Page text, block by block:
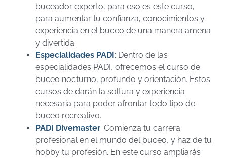
buceador experto, para eso es este curso,
para aumentar tu confianza, conocimientos y
experiencia en el buceo de una manera amena
y divertida.
Especialidades PADI : Dentro de las
especialidades PADI, ofrecemos el curso de
buceo nocturno, profundo y orientación. Estos
cursos de darán la soltura y experiencia
necesaria para poder afrontar todo tipo de
buceo recreativo.
PADI Divemaster: Comienza tu carrera
profesional en el mundo del buceo, y haz de tu
hobby tu profesión. En este curso ampliarás